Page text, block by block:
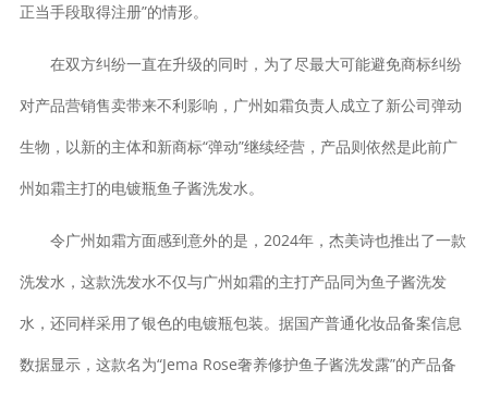
正当手段取得注册”的情形。
在双方纠纷一直在升级的同时，为了尽最大可能避免商标纠纷
对产品营销售卖带来不利影响，广州如霜负责人成立了新公司弹动
生物，以新的主体和新商标“弹动”继续经营，产品则依然是此前广
州如霜主打的电镀瓶鱼子酱洗发水。
令广州如霜方面感到意外的是，2024年，杰美诗也推出了一款
洗发水，这款洗发水不仅与广州如霜的主打产品同为鱼子酱洗发
水，还同样采用了银色的电镀瓶包装。据国产普通化妆品备案信息
数据显示，这款名为“Jema Rose奢养修护鱼子酱洗发露”的产品备